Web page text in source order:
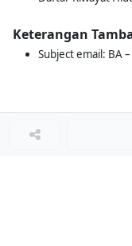
Keterangan
Subject email: BA